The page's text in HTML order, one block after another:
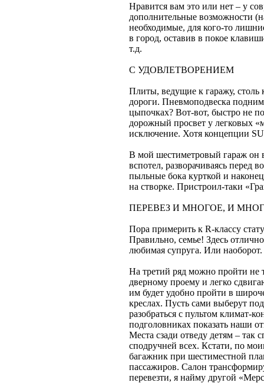
Нравится вам это или нет – у
дополнительные возможности
необходимые, для кого-то
в город, оставив в покое
т.д.
С УДОВЛЕТВОРЕНИЕМ
Плиты, ведущие к гаражу, столь
дороги. Пневмоподвеска
цыпочках? Вот-вот, быстро не
дорожный просвет у легковых
исключение. Хотя концепции
В мой шестиметровый гараж он
вспотел, разворачиваясь перед
пыльные бока курткой и
на створке. Пристроил-таки
ПЕРЕВЕЗ И МНОГОЕ, И
Пора примерить к R-классу
Правильно, семье! Здесь
любимая супруга. Или наоборот.
На третий ряд можно пройти не
дверному проему и легко
им будет удобно пройти в
креслах. Пусть сами выберут
разобраться с пультом климат-
подголовниках показать наши
Места сзади отведу детям – так
сподручней всех. Кстати, по
багажник при шестиместной
пассажиров. Салон
перевезти, я найму другой